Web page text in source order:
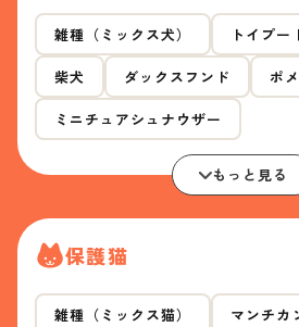
雑種（ミックス犬） トイプー
柴犬 ダックスフンド ポ
ミニチュアシュナウザー
もっと見る
保護猫
雑種（ミックス猫） マンチカ